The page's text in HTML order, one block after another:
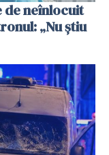
de neînlocuit
„Nu știu